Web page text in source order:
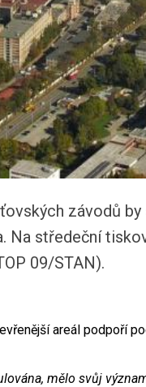
závodů
Na středeční
09/STAN).
areál podpoří
mělo svůj